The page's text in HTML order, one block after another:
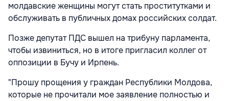
молдавские женщины могут стать проститутками и
обслуживать в публичных домах российских солдат.
Позже депутат ПДС вышел на трибуну парламента,
чтобы извиниться, но в итоге пригласил коллег от
оппозиции в Бучу и Ирпень.
"Прошу прощения у граждан Республики Молдова,
которые не прочитали мое заявление полностью и